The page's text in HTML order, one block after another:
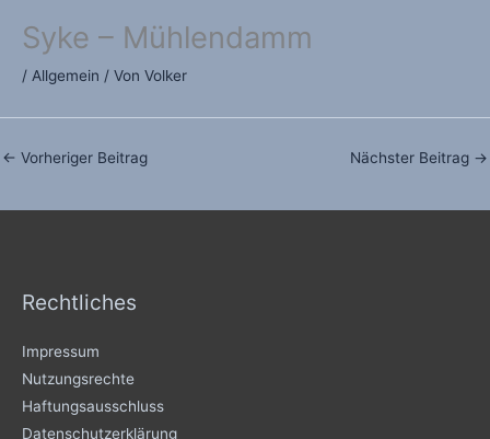
Syke – Mühlendamm
/ Allgemein / Von Volker
← Vorheriger Beitrag Nächster Beitrag →
Rechtliches
Impressum
Nutzungsrechte
Haftungsausschluss
Datenschutzerklärung